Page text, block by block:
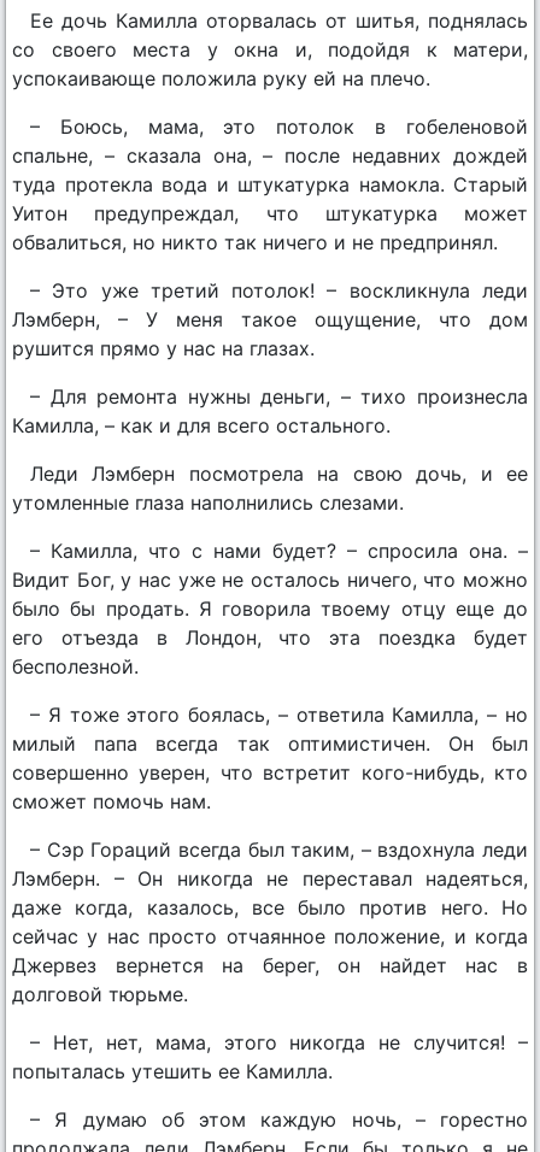
Ее дочь Камилла оторвалась от шитья, поднялась
со своего места у окна и, подойдя к матери,
успокаивающе положила руку ей на плечо.
– Боюсь, мама, это потолок в гобеленовой
спальне, – сказала она, – после недавних дождей
туда протекла вода и штукатурка намокла. Старый
Уитон предупреждал, что штукатурка может
обвалиться, но никто так ничего и не предпринял.
– Это уже третий потолок! – воскликнула леди
Лэмберн, – У меня такое ощущение, что дом
рушится прямо у нас на глазах.
– Для ремонта нужны деньги, – тихо произнесла
Камилла, – как и для всего остального.
Леди Лэмберн посмотрела на свою дочь, и ее
утомленные глаза наполнились слезами.
– Камилла, что с нами будет? – спросила она. –
Видит Бог, у нас уже не осталось ничего, что можно
было бы продать. Я говорила твоему отцу еще до
его отъезда в Лондон, что эта поездка будет
бесполезной.
– Я тоже этого боялась, – ответила Камилла, – но
милый папа всегда так оптимистичен. Он был
совершенно уверен, что встретит кого-нибудь, кто
сможет помочь нам.
– Сэр Гораций всегда был таким, – вздохнула леди
Лэмберн. – Он никогда не переставал надеяться,
даже когда, казалось, все было против него. Но
сейчас у нас просто отчаянное положение, и когда
Джервез вернется на берег, он найдет нас в
долговой тюрьме.
– Нет, нет, мама, этого никогда не случится! –
попыталась утешить ее Камилла.
– Я думаю об этом каждую ночь, – горестно